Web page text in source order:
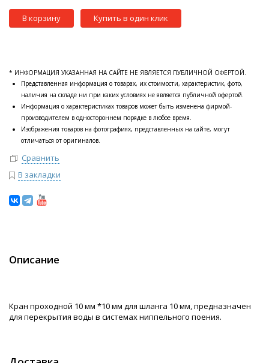
В корзину Купить в один клик
* ИНФОРМАЦИЯ УКАЗАННАЯ НА САЙТЕ НЕ ЯВЛЯЕТСЯ ПУБЛИЧНОЙ ОФЕРТОЙ.
Представленная информация о товарах, их стоимости, характеристик, фото,
наличия на складе ни при каких условиях не является публичной офертой.
Информация о характеристиках товаров может быть изменена фирмой-
производителем в одностороннем порядке в любое время.
Изображения товаров на фотографиях, представленных на сайте, могут
отличаться от оригиналов.
Сравнить
В закладки
Описание
Кран проходной 10 мм *10 мм для шланга 10 мм, предназначен
для перекрытия воды в системах ниппельного поения.